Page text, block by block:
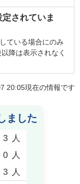
定されていま
している場合にのみ
降は表示されなく
20:05現在の情報です
ました
3 人
0 人
3 人